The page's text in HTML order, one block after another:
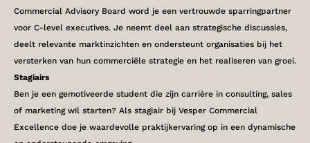
Commercial Advisory Board word je een vertrouwde sparringpartner
voor C-level executives. Je neemt deel aan strategische discussies,
deelt relevante marktinzichten en ondersteunt organisaties bij het
versterken van hun commerciële strategie en het realiseren van groei.
Stagiairs
Ben je een gemotiveerde student die zijn carrière in consulting, sales
of marketing wil starten? Als stagiair bij Vesper Commercial
Excellence doe je waardevolle praktijkervaring op in een dynamische